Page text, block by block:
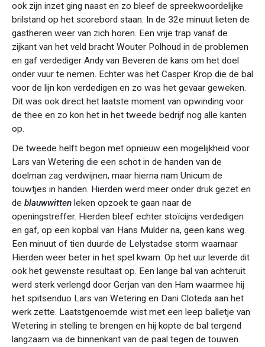
ook zijn inzet ging naast en zo bleef de spreekwoordelijke
brilstand op het scorebord staan. In de 32e minuut lieten de
gastheren weer van zich horen. Een vrije trap vanaf de
zijkant van het veld bracht Wouter Polhoud in de problemen
en gaf verdediger Andy van Beveren de kans om het doel
onder vuur te nemen. Echter was het Casper Krop die de bal
voor de lijn kon verdedigen en zo was het gevaar geweken.
Dit was ook direct het laatste moment van opwinding voor
de thee en zo kon het in het tweede bedrijf nog alle kanten
op.
De tweede helft begon met opnieuw een mogelijkheid voor
Lars van Wetering die een schot in de handen van de
doelman zag verdwijnen, maar hierna nam Unicum de
touwtjes in handen. Hierden werd meer onder druk gezet en
de blauwwitten leken opzoek te gaan naar de
openingstreffer. Hierden bleef echter stoïcijns verdedigen
en gaf, op een kopbal van Hans Mulder na, geen kans weg.
Een minuut of tien duurde de Lelystadse storm waarnaar
Hierden weer beter in het spel kwam. Op het uur leverde dit
ook het gewenste resultaat op. Een lange bal van achteruit
werd sterk verlengd door Gerjan van den Ham waarmee hij
het spitsenduo Lars van Wetering en Dani Cloteda aan het
werk zette. Laatstgenoemde wist met een leep balletje van
Wetering in stelling te brengen en hij kopte de bal tergend
langzaam via de binnenkant van de paal tegen de touwen.